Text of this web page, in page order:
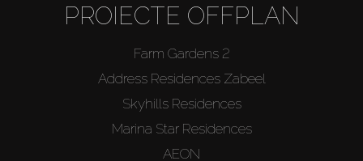
PROIECTE OFFPLAN
Farm Gardens 2
Address Residences Zabeel
Skyhills Residences
Marina Star Residences
AEON